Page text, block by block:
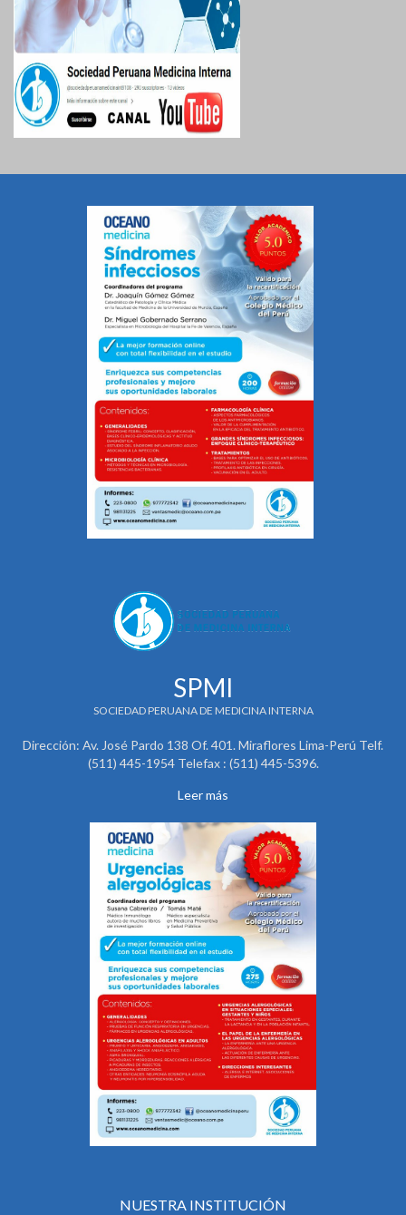
SPMI
SOCIEDAD PERUANA DE MEDICINA INTERNA
Dirección: Av. José Pardo 138 Of. 401. Miraflores Lima-Perú Telf.
(511) 445-1954 Telefax : (511) 445-5396.
Leer más
NUESTRA INSTITUCIÓN